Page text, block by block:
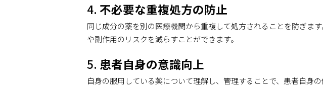
4. 不必要な重複処方の防止
同じ成分の薬を別の医療機関から重複して処方されることを防ぎま
や副作用のリスクを減らすことができます。
5. 患者自身の意識向上
自身の服用している薬について理解し、管理することで、患者自身の